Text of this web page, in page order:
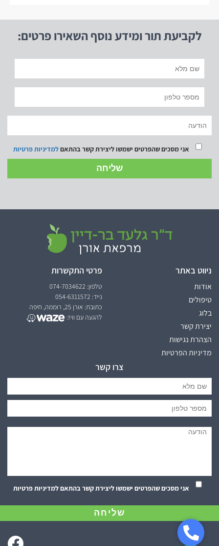
לקביעת תור ומידע נוסף השאירו פרטים:
אני מסכים שהפרטים ישמשו ליצירת קשר בהתאםלמדיניות פרטיות
ניווט באתר
אודות
טיפולים
בלוג
יצירת קשר
הצהרת נגישות
מדיניות הפרטיות
פרטי התקשרות
טלפון: 074-7034622
נייד: 054-6311572
כתובת: אורן 25, רוממה, חיפה
להגעה עם וויז:
צרו קשר
אני מסכים שהפרטים ישמשו ליצירת קשר בהתאםלמדיניות פרטיות